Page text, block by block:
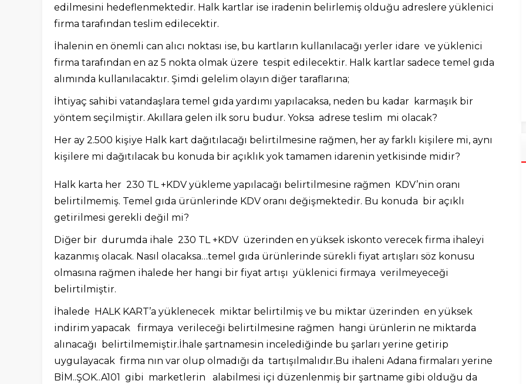
edilmesini hedeflenmektedir. Halk kartlar ise iradenin belirlemiş olduğu adreslere yüklenici
firma tarafından teslim edilecektir.
İhalenin en önemli can alıcı noktası ise, bu kartların kullanılacağı yerler idare ve yüklenici
firma tarafından en az 5 nokta olmak üzere tespit edilecektir. Halk kartlar sadece temel gıda
alımında kullanılacaktır. Şimdi gelelim olayın diğer taraflarına;
İhtiyaç sahibi vatandaşlara temel gıda yardımı yapılacaksa, neden bu kadar karmaşık bir
yöntem seçilmiştir. Akıllara gelen ilk soru budur. Yoksa adrese teslim mi olacak?
Her ay 2.500 kişiye Halk kart dağıtılacağı belirtilmesine rağmen, her ay farklı kişilere mi, aynı
kişilere mi dağıtılacak bu konuda bir açıklık yok tamamen idarenin yetkisinde midir?
Halk karta her 230 TL +KDV yükleme yapılacağı belirtilmesine rağmen KDV’nin oranı
belirtilmemiş. Temel gıda ürünlerinde KDV oranı değişmektedir. Bu konuda bir açıklı
getirilmesi gerekli değil mi?
Diğer bir durumda ihale 230 TL +KDV üzerinden en yüksek iskonto verecek firma ihaleyi
kazanmış olacak. Nasıl olacaksa…temel gıda ürünlerinde sürekli fiyat artışları söz konusu
olmasına rağmen ihalede her hangi bir fiyat artışı yüklenici firmaya verilmeyeceği
belirtilmiştir.
İhalede HALK KART’a yüklenecek miktar belirtilmiş ve bu miktar üzerinden en yüksek
indirim yapacak firmaya verileceği belirtilmesine rağmen hangi ürünlerin ne miktarda
alınacağı belirtilmemiştir.İhale şartnamesin incelediğinde bu şarları yerine getirip
uygulayacak firma nın var olup olmadığı da tartışılmalıdır.Bu ihaleni Adana firmaları yerine
BİM..ŞOK..A101 gibi marketlerin alabilmesi içi düzenlenmiş bir şartname gibi olduğu da